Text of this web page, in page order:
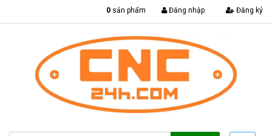
0 sản phẩm Đăng nhập Đăng ký